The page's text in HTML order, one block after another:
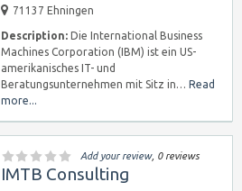
71137 Ehningen
Description: Die International Business
Machines Corporation (IBM) ist ein US-
amerikanisches IT- und
Beratungsunternehmen mit Sitz in… Read
more...
Add your review, 0 reviews
IMTB Consulting